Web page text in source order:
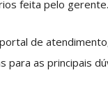
feita pelo gerente.
de
as principais